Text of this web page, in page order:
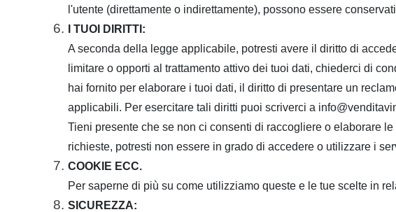
l'utente (direttamente o indirettamente), possono essere
I TUOI DIRITTI:
A seconda della legge applicabile, potresti avere il diritto di
limitare o opporti al trattamento attivo dei tuoi dati, chiederci di
hai fornito per elaborare i tuoi dati, il diritto di presentare un
applicabili. Per esercitare tali diritti puoi scriverci a
Tieni presente che se non ci consenti di raccogliere o elaborare
richieste, potresti non essere in grado di accedere o utilizzare i
COOKIE ECC.
Per saperne di più su come utilizziamo queste e le tue scelte in
SICUREZZA: